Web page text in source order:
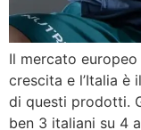
Il mercato
crescita e l’Italia è
di questi prodotti.
ben 3 italiani su 4